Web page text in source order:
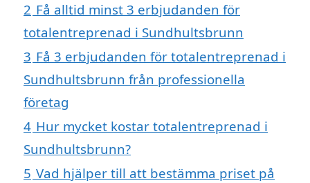
2 Få alltid minst 3 erbjudanden för
totalentreprenad i Sundhultsbrunn
3 Få 3 erbjudanden för totalentreprenad i
Sundhultsbrunn från professionella
företag
4 Hur mycket kostar totalentreprenad i
Sundhultsbrunn?
5 Vad hjälper till att bestämma priset på